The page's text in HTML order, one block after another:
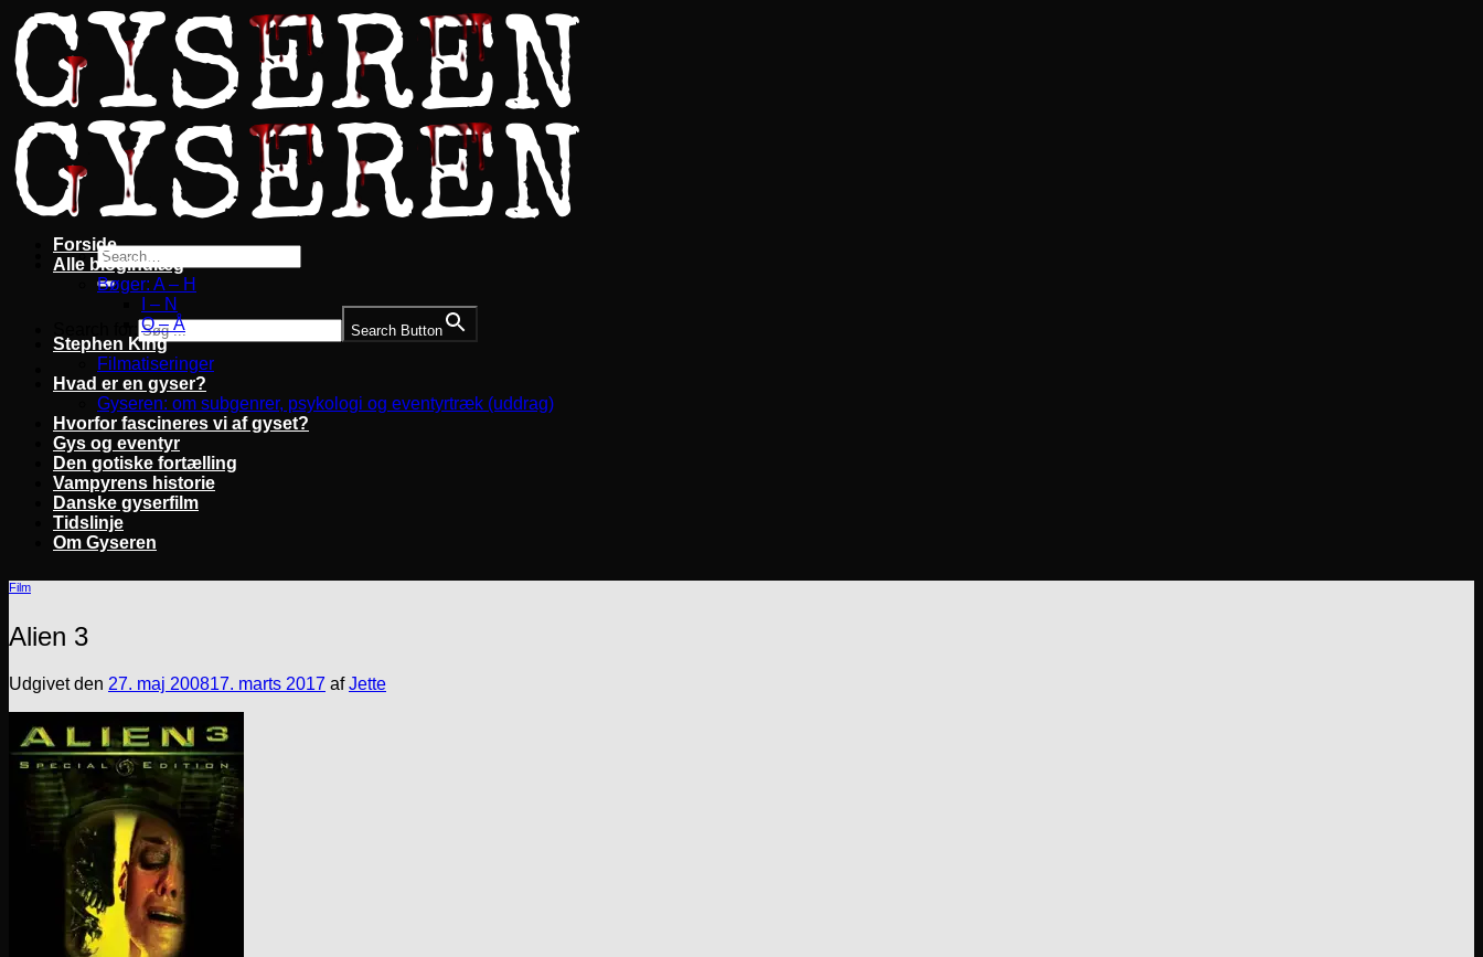
Fortsæt
til
indhold
Search Button
Forside
Alle blogindlæg
Bøger: A – H
I – N
O – Å
Stephen King
Filmatiseringer
Hvad er en gyser?
Gyseren: om subgenrer, psykologi og eventyrtræk (uddrag)
Hvorfor fascineres vi af gyset?
Gys og eventyr
Den gotiske fortælling
Vampyrens historie
Danske gyserfilm
Tidslinje
Om Gyseren
Film
Alien 3
Udgivet den 27. maj 200817. marts 2017 afJette